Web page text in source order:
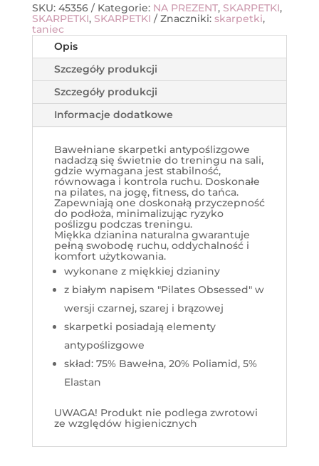
SKU: 45356 Kategorie: NA PREZENT, SKARPETKI,
SKARPETKI, SKARPETKI Znaczniki: skarpetki,
taniec
Opis
Szczegóły produkcji
Szczegóły produkcji
Informacje dodatkowe
Bawełniane skarpetki antypoślizgowe
nadadzą się świetnie do treningu na sali,
gdzie wymagana jest stabilność,
równowaga i kontrola ruchu. Doskonałe
na pilates, na jogę, fitness, do tańca.
Zapewniają one doskonałą przyczepność
do podłoża, minimalizując ryzyko
poślizgu podczas treningu.
Miękka dzianina naturalna gwarantuje
pełną swobodę ruchu, oddychalność i
komfort użytkowania.
wykonane z miękkiej dzianiny
z białym napisem "Pilates Obsessed" w
wersji czarnej, szarej i brązowej
skarpetki posiadają elementy
antypoślizgowe
skład: 75% Bawełna, 20% Poliamid, 5%
Elastan
UWAGA! Produkt nie podlega zwrotowi
ze względów higienicznych